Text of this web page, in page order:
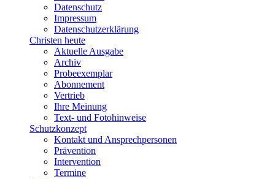
Datenschutz
Impressum
Datenschutzerklärung
Christen heute
Aktuelle Ausgabe
Archiv
Probeexemplar
Abonnement
Vertrieb
Ihre Meinung
Text- und Fotohinweise
Schutzkonzept
Kontakt und Ansprechpersonen
Prävention
Intervention
Termine